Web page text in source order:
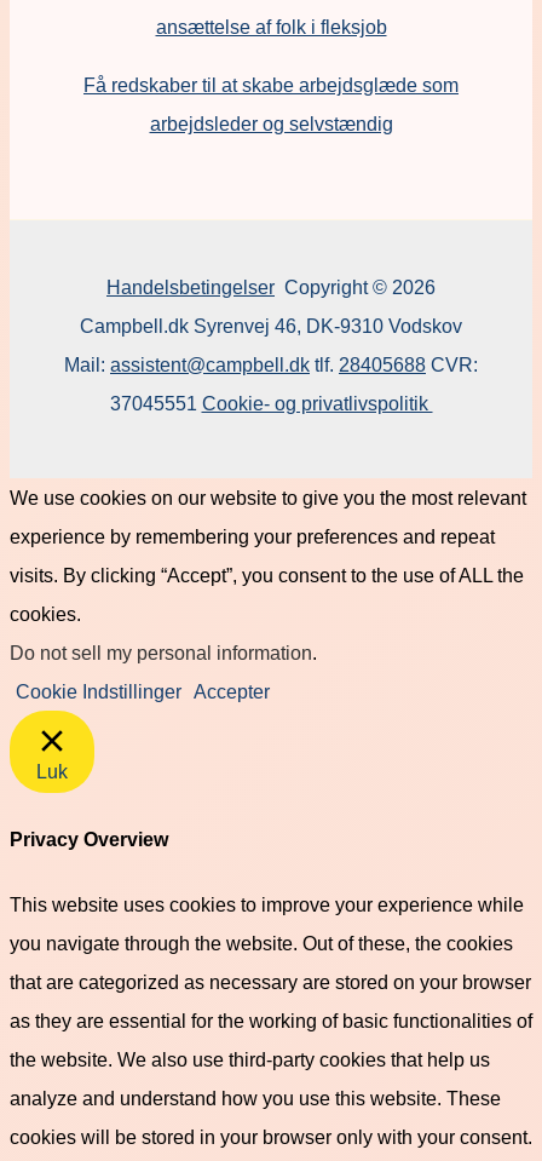
ansættelse af folk i fleksjob
Få redskaber til at skabe arbejdsglæde som
arbejdsleder og selvstændig
Handelsbetingelser Copyright © 2026
Campbell.dk Syrenvej 46, DK-9310 Vodskov
Mail: assistent@campbell.dk tlf. 28405688 CVR:
37045551 Cookie- og privatlivspolitik
We use cookies on our website to give you the most relevant
experience by remembering your preferences and repeat
visits. By clicking “Accept”, you consent to the use of ALL the
cookies.
Do not sell my personal information.
Cookie Indstillinger Accepter
Luk
Privacy Overview
This website uses cookies to improve your experience while
you navigate through the website. Out of these, the cookies
that are categorized as necessary are stored on your browser
as they are essential for the working of basic functionalities of
the website. We also use third-party cookies that help us
analyze and understand how you use this website. These
cookies will be stored in your browser only with your consent.